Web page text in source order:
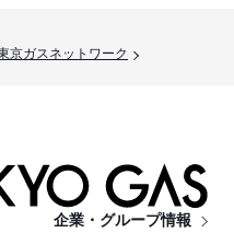
京ガスネットワーク
企業・グループ情報